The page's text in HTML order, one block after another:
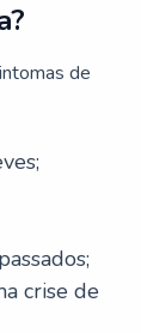
de
crise de